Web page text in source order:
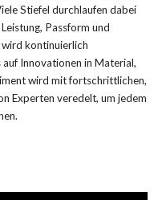
Stiefel durchlaufen dabei
Passform und
kontinuierlich
Innovationen in Material,
wird mit fortschrittlichen,
Experten veredelt, um jedem